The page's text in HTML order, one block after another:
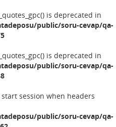
is deprecated in
public/soru-cevap/qa-
is deprecated in
public/soru-cevap/qa-
session when headers
public/soru-cevap/qa-